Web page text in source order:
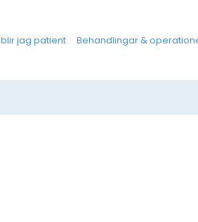
jag patient Behandlingar &